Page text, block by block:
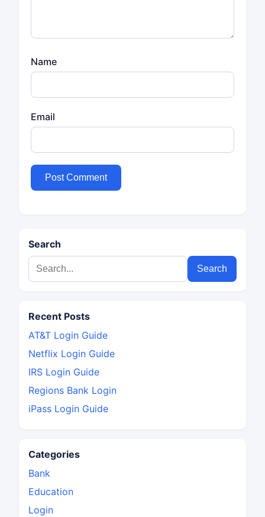
Name
Email
Search
Search
Recent Posts
AT&T Login Guide
Netflix Login Guide
IRS Login Guide
Regions Bank Login
iPass Login Guide
Categories
Bank
Education
Login